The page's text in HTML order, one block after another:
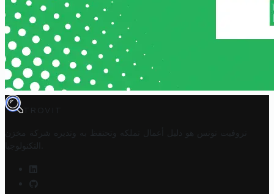
TROVIT
تروفيت تونس هو دليل أعمال تملكه وتحتفظ به وتديره
شركة مخزن
التكنولوجيا